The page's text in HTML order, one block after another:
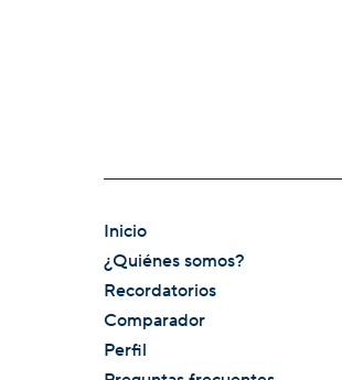
Inicio
¿Quiénes somos?
Recordatorios
Comparador
Perfil